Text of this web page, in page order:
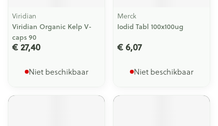
Viridian
Viridian Organic Kelp V-
caps 90
€ 27,40
Niet beschikbaar
Merck
Iodid Tabl 100x100ug
€ 6,07
Niet beschikbaar